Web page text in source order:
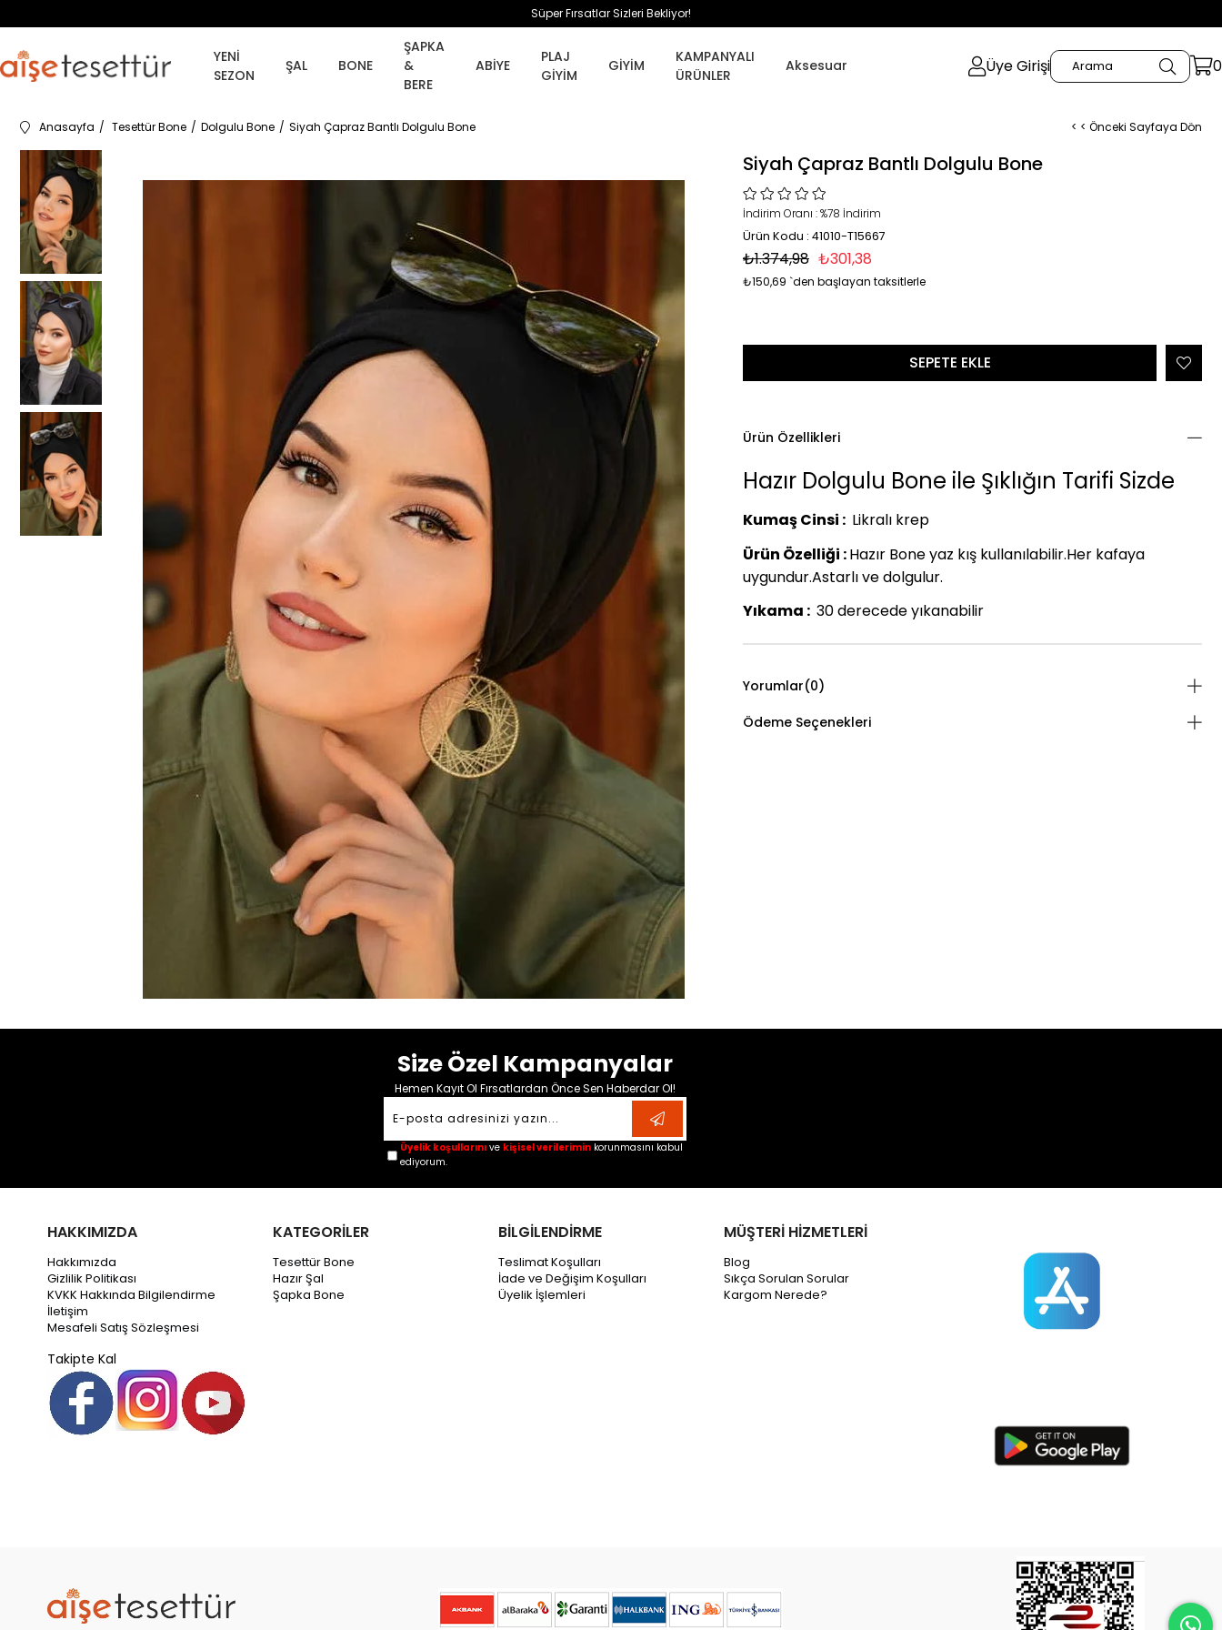
Süper Fırsatlar Sizleri Bekliyor!
YENİ
SEZON
ŞAL BONE
ŞAPKA
&
BERE
ABİYE
PLAJ
GİYİM
GİYİM
KAMPANYALI
ÜRÜNLER
Aksesuar Üye Girişi 0
Anasayfa Tesettür Bone Dolgulu Bone Siyah Çapraz Bantlı Dolgulu Bone < < Önceki Sayfaya Dön
Siyah Çapraz Bantlı Dolgulu Bone
İndirim Oranı :%78 İndirim
Ürün Kodu : 41010-T15667
₺1.374,98 ₺301,38
₺150,69 `den başlayan taksitlerle
Ürün Özellikleri
Hazır Dolgulu Bone ile Şıklığın Tarifi Sizde
Kumaş Cinsi : Likralı krep
Ürün Özelliği :Hazır Bone yaz kış kullanılabilir.Her kafaya
uygundur.Astarlı ve dolgulur.
Yıkama : 30 derecede yıkanabilir
Yorumlar(0)
Ödeme Seçenekleri
Size Özel Kampanyalar
Hemen Kayıt Ol Fırsatlardan Önce Sen Haberdar Ol!
Üyelik koşullarını ve kişisel verilerimin korunmasını kabul
ediyorum.
HAKKIMIZDA
Hakkımızda
Gizlilik Politikası
KVKK Hakkında Bilgilendirme
İletişim
Mesafeli Satış Sözleşmesi
Takipte Kal
KATEGORİLER
Tesettür Bone
Hazır Şal
Şapka Bone
BİLGİLENDİRME
Teslimat Koşulları
İade ve Değişim Koşulları
Üyelik İşlemleri
MÜŞTERİ HİZMETLERİ
Blog
Sıkça Sorulan Sorular
Kargom Nerede?